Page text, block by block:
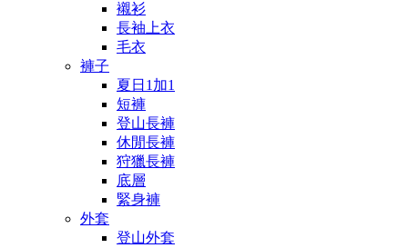
襯衫
長袖上衣
毛衣
褲子
夏日1加1
短褲
登山長褲
休閒長褲
狩獵長褲
底層
緊身褲
外套
登山外套